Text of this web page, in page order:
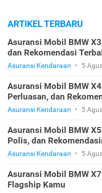
ARTIKEL TERBARU
Asuransi Mobil BMW
dan Rekomendasi
Asuransi Kendaraan • 5
Asuransi Mobil BMW
Perluasan, dan
Asuransi Kendaraan • 5
Asuransi Mobil BMW
Polis, dan
Asuransi Kendaraan • 5
Asuransi Mobil BMW
Flagship Kamu